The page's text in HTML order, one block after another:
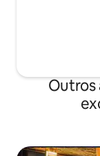
higiene pessoal
para 5 pessoas,
Outros